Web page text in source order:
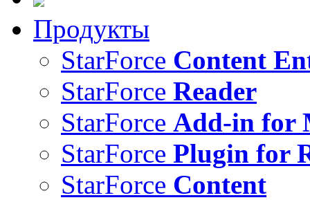
Продукты
StarForce Content
StarForce Reader
StarForce Add-in for
StarForce Plugin for
StarForce Content